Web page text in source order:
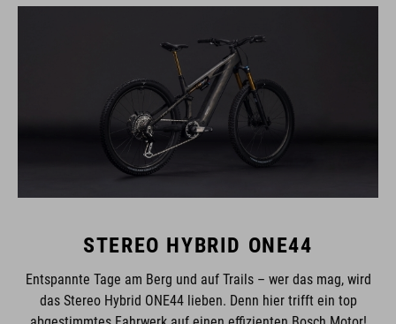
STEREO HYBRID ONE44
Entspannte Tage am Berg und auf Trails – wer das mag, wird
das Stereo Hybrid ONE44 lieben. Denn hier trifft ein top
abgestimmtes Fahrwerk auf einen effizienten Bosch Motor!